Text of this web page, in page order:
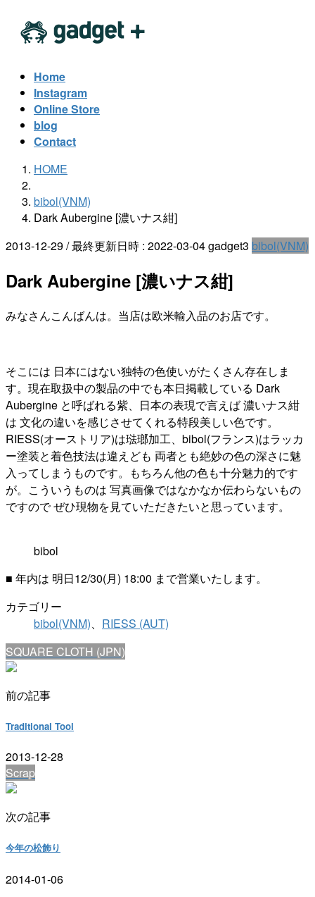
Home
Instagram
Online Store
blog
Contact
HOME
bibol(VNM)
Dark Aubergine [濃いナス紺]
2013-12-29/ 最終更新日時 : 2022-03-04gadget3 bibol(VNM)
Dark Aubergine [濃いナス紺]
みなさんこんばんは。当店は欧米輸入品のお店です。
そこには 日本にはない独特の色使いがたくさん存在しま
す。現在取扱中の製品の中でも本日掲載している Dark
Aubergine と呼ばれる紫、日本の表現で言えば 濃いナス紺
は 文化の違いを感じさせてくれる特段美しい色です。
RIESS(オーストリア)は琺瑯加工、bibol(フランス)はラッカ
ー塗装と着色技法は違えども 両者とも絶妙の色の深さに魅
入ってしまうものです。もちろん他の色も十分魅力的です
が。こういうものは 写真画像ではなかなか伝わらないもの
ですので ぜひ現物を見ていただきたいと思っています。
bibol
■ 年内は 明日12/30(月) 18:00 まで営業いたします。
カテゴリー
bibol(VNM)、 RIESS (AUT)
SQUARE CLOTH (JPN)
前の記事
Traditional Tool
2013-12-28
Scrap
次の記事
今年の松飾り
2014-01-06